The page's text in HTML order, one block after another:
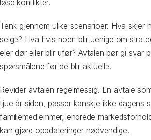
løse konflikter.
Tenk gjennom ulike scenarioer: Hva skjer
selge? Hva hvis noen blir uenige om
eier dør eller blir ufør? Avtalen bør gi svar
spørsmålene før de blir aktuelle.
Revider avtalen regelmessig. En avtale
tjue år siden, passer kanskje ikke dagens
familiemedlemmer, endrede
kan gjøre oppdateringer nødvendige.